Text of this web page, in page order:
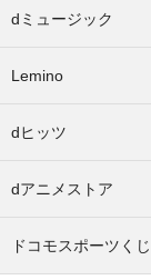
dミュージック
Lemino
dヒッツ
dアニメストア
ドコモスポーツくじ